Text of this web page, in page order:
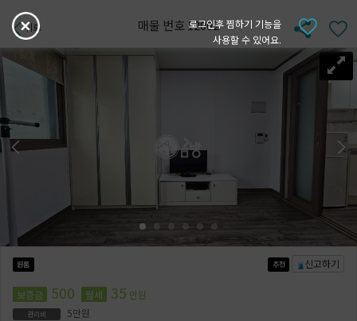
로그인후 찜하기 기능을
사용할 수 있어요.
매물 번호 12002
뒤로
추천 신고하기
원룸
보증금 500 월세 35 만원
관리비 5만원